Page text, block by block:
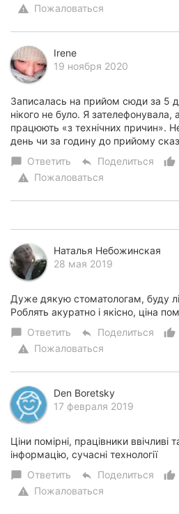
warning Пожаловаться
Irene
19 ноября 2020
Записалась на прийом сюди за 5
нікого не було. Я
працюють «з технічних причин».
день чи за годину до прийому
chat_bubble Ответить reply Поделиться
warning Пожаловаться
Наталья Небожинская
28 мая 2019
Дуже дякую стоматологам, буду
Роблять акуратно і якісно, ціна
chat_bubble Ответить reply Поделиться
warning Пожаловаться
Den Boretsky
17 февраля 2019
Ціни помірні, працівники ввічливі
інформацію, сучасні технології
chat_bubble Ответить reply Поделиться
warning Пожаловаться